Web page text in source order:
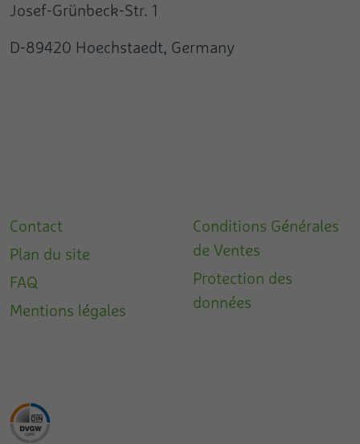
Josef-Grünbeck-Str. 1
D-89420 Hoechstaedt, Germany
Contact
Plan du site
FAQ
Mentions légales
Conditions Générales
de Ventes
Protection des
données